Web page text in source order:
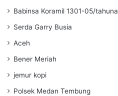
Babinsa Koramil 1301-05/tahuna
Serda Garry Busia
Aceh
Bener Meriah
jemur kopi
Polsek Medan Tembung